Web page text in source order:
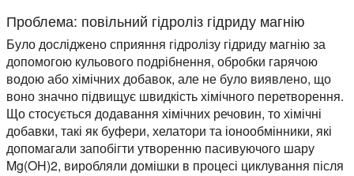
Проблема: повільний гідроліз гідриду магнію
Було досліджено сприяння гідролізу гідриду магнію за
допомогою кульового подрібнення, обробки гарячою
водою або хімічних добавок, але не було виявлено, що
воно значно підвищує швидкість хімічного перетворення.
Що стосується додавання хімічних речовин, то хімічні
добавки, такі як буфери, хелатори та іонообмінники, які
допомагали запобігти утворенню пасивуючого шару
Mg(OH)2, виробляли домішки в процесі циклування після